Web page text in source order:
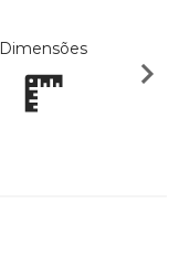
Dimensões